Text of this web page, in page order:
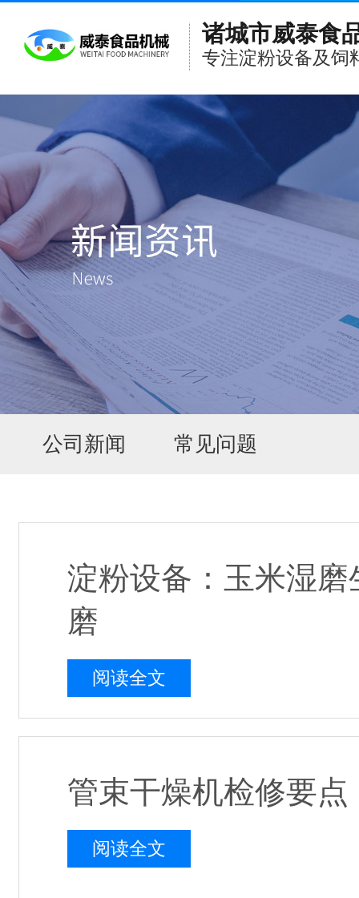
诸城市威泰食
专注淀粉设备及饲
公司新闻 常见问题
淀粉设备：玉米湿磨
磨
阅读全文
管束干燥机检修要点
阅读全文